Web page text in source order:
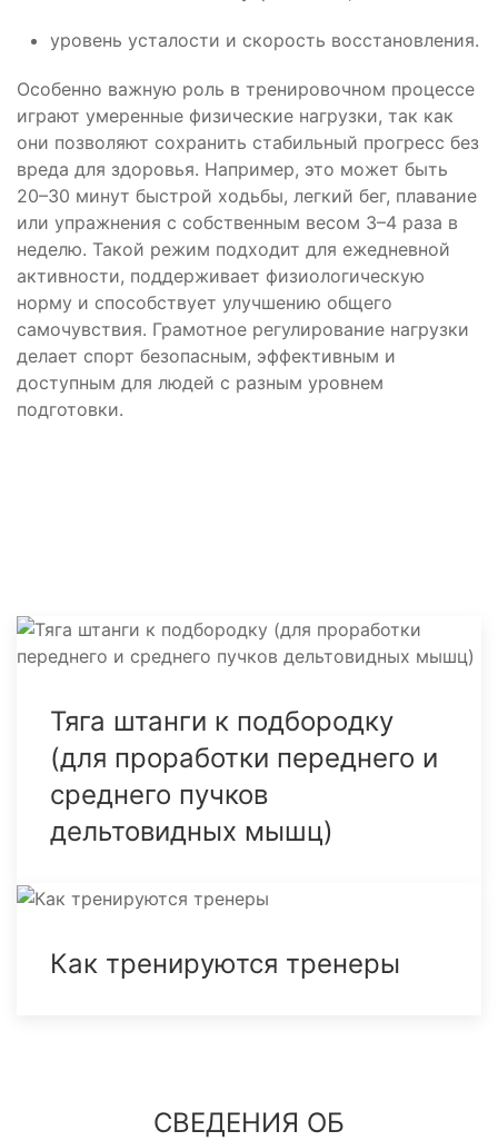
уровень усталости и скорость восстановления.
Особенно важную роль в тренировочном процессе
играют умеренные физические нагрузки, так как
они позволяют сохранить стабильный прогресс без
вреда для здоровья. Например, это может быть
20–30 минут быстрой ходьбы, легкий бег, плавание
или упражнения с собственным весом 3–4 раза в
неделю. Такой режим подходит для ежедневной
активности, поддерживает физиологическую
норму и способствует улучшению общего
самочувствия. Грамотное регулирование нагрузки
делает спорт безопасным, эффективным и
доступным для людей с разным уровнем
подготовки.
Тяга штанги к подбородку
(для проработки переднего и
среднего пучков
дельтовидных мышц)
Как тренируются тренеры
СВЕДЕНИЯ ОБ